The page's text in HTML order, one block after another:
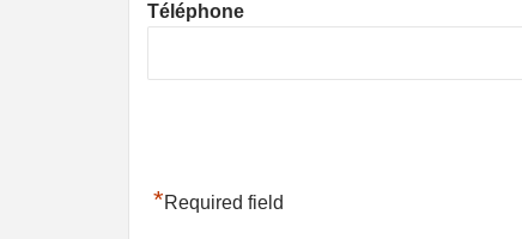
Téléphone
*Required field